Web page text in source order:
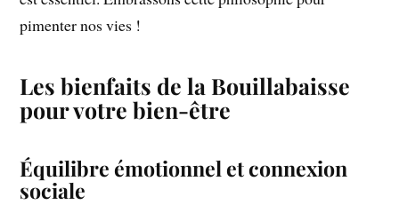
pimenter nos vies !
Les bienfaits de la Bouillabaisse
pour votre bien-être
Équilibre émotionnel et connexion
sociale